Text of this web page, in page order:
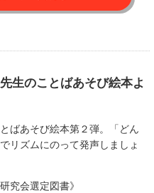
生のことばあそび絵本よ
ばあそび絵本第２弾。「どん
リズムにのって発声しましょ
究会選定図書》